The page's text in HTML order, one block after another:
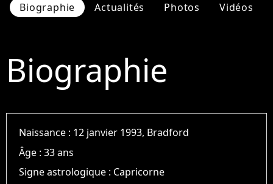
Biographie Actualités Photos Vidéos
Biographie
Naissance : 12 janvier 1993, Bradford
Âge :33 ans
Signe astrologique : Capricorne